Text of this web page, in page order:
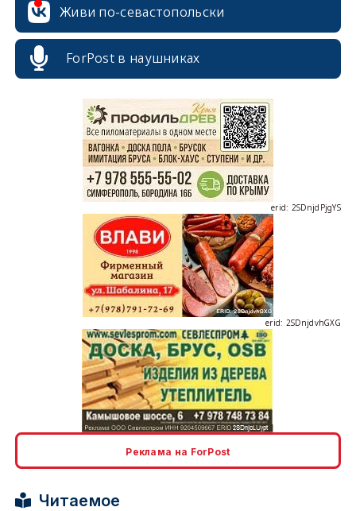
Живи по-севастопольски
ForPost в наушниках
erid: 2SDnjcrDNw6
erid: 2SDnjdvhGXG
Реклама на ForPost
Читаемое